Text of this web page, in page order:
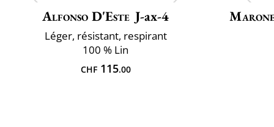
Alfonso D'Este J-ax-4
Léger, résistant, respirant
100 % Lin
CHF115.00